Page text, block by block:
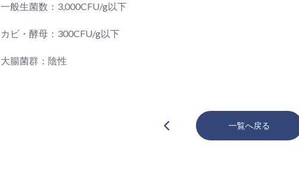
一般生菌数：3,000CFU/g以下
カビ・酵母：300CFU/g以下
大腸菌群：陰性
一覧へ戻る